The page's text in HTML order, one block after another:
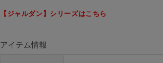
【ジャルダン】シリーズはこちら
アイテム情報